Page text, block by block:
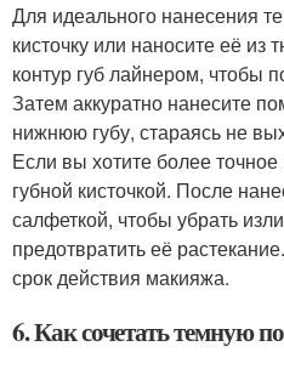
Для идеального нанесения
кисточку или наносите её
контур губ лайнером, чтобы
Затем аккуратно нанесите
нижнюю губу, стараясь не
Если вы хотите более
губной кисточкой. После
салфеткой, чтобы убрать
предотвратить её
срок действия макияжа.
6. Как сочетать темную